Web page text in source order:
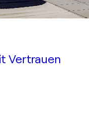
Vertrauen